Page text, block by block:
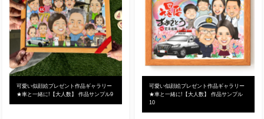
可愛い似顔絵プレゼント作品ギャラリー
★車と一緒に!【大人数】 作品サンプル9
可愛い似顔絵プレゼント作品ギャラリー
★車と一緒に!【大人数】 作品サンプル
10